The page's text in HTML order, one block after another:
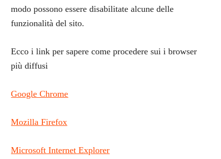
modo possono essere disabilitate alcune delle
funzionalità del sito.
Ecco i link per sapere come procedere sui i browser
più diffusi
Google Chrome
Mozilla Firefox
Microsoft Internet Explorer